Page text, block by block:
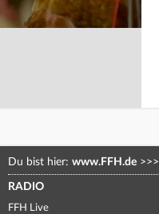
Du bist hier: www.FFH.de >>>
RADIO
FFH Live